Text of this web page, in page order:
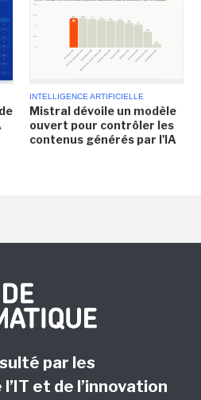
INTELLIGENCE ARTIFICIELLE
Mistral dévoile un modèle
ouvert pour contrôler les
contenus générés par l'IA
par les
et de l’innovation